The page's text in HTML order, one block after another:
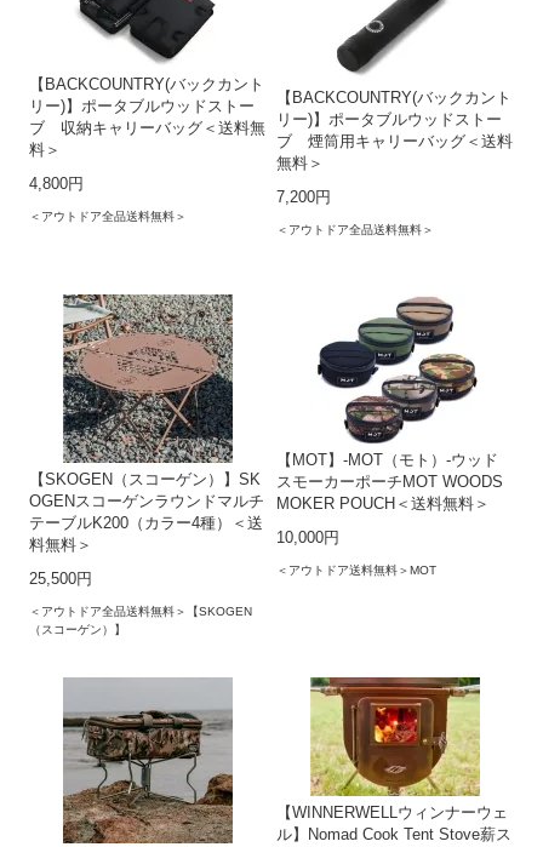
【BACKCOUNTRY(バックカント
リー)】ポータブルウッドストー
ブ 収納キャリーバッグ＜送料無
料＞
4,800円
＜アウトドア全品送料無料＞
【BACKCOUNTRY(バックカント
リー)】ポータブルウッドストー
ブ 煙筒用キャリーバッグ＜送料
無料＞
7,200円
＜アウトドア全品送料無料＞
【SKOGEN（スコーゲン）】SK
OGENスコーゲンラウンドマルチ
テーブルK200（カラー4種）＜送
料無料＞
25,500円
＜アウトドア全品送料無料＞【SKOGEN
（スコーゲン）】
【MOT】-MOT（モト）-ウッド
スモーカーポーチMOT WOODS
MOKER POUCH＜送料無料＞
10,000円
＜アウトドア送料無料＞MOT
【WINNERWELLウィンナーウェ
ル】Nomad Cook Tent Stove薪ス